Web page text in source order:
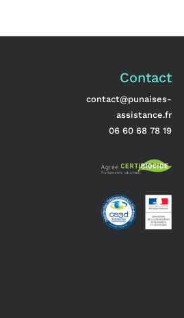
Contact
contact@punaises-
assistance.fr
06 60 68 78 19